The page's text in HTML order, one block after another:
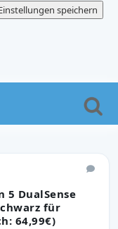
speichern
5 DualSense
für
64,99€)